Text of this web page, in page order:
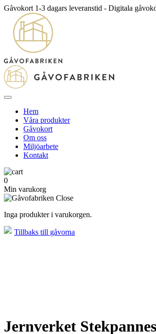
Gåvokort 1-3 dagars leveranstid - Digitala
Hem
Våra produkter
Gåvokort
Om oss
Miljöarbete
Kontakt
0
Min varukorg
Inga produkter i varukorgen.
Tillbaks till gåvorna
Jernverket